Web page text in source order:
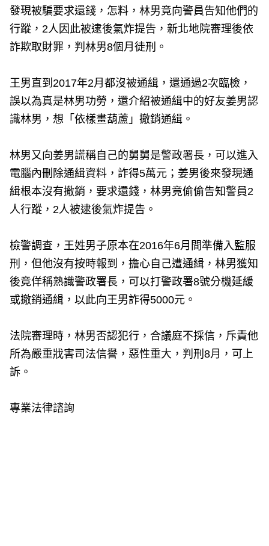
發現被騙要求還錢，怎料，林男竟向警員告知他們的
行蹤，2人因此被逮後氣炸提告，新北地院審理後依
詐欺取財罪，判林男8個月徒刑。
王男直到2017年2月都沒被通緝，還通過2次臨檢，
誤以為真是林男功勞，還介紹被通緝中的好友姜男認
識林男，想「依樣畫葫蘆」撤銷通緝。
林男又向姜男謊稱自己的舅舅是警政署長，可以進入
電腦內刪除通緝資料，詐得5萬元；姜男後來發現通
緝根本沒有撤銷，要求還錢，林男竟偷偷告知警員2
人行蹤，2人被逮後氣炸提告。
檢警調查，王姓男子原本在2016年6月間準備入監服
刑，但他沒有按時報到，擔心自己遭通緝，林男獲知
後竟佯稱熟識警政署長，可以打警政署8號分機延緩
或撤銷通緝，以此向王男詐得5000元。
法院審理時，林男否認犯行，合議庭不採信，斥責他
所為嚴重戕害司法信譽，惡性重大，判刑8月，可上
訴。
專業法律諮詢